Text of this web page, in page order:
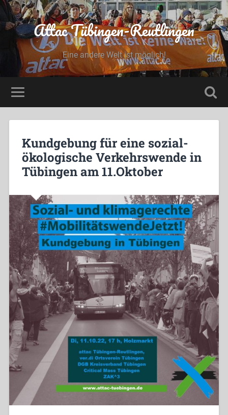
Attac Tübingen-Reutlingen
Eine andere Welt ist möglich!
Kundgebung für eine sozial-
ökologische Verkehrswende in
Tübingen am 11.Oktober